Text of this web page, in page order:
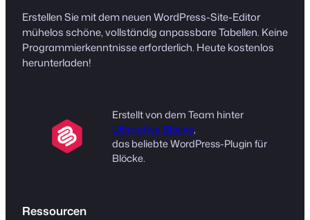
Erstellen Sie mit dem neuen WordPress-Site-Editor
mühelos schöne, vollständig anpassbare Tabellen. Keine
Programmierkenntnisse erforderlich. Heute kostenlos
herunterladen!
Erstellt von dem Team hinter
Ultimative Blöcke,
das beliebte WordPress-Plugin für
Blöcke.
Ressourcen